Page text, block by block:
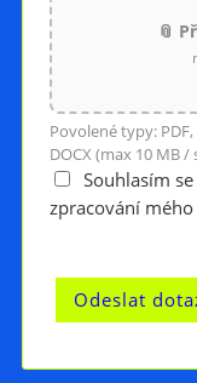
📎
Povolené typy: PDF,
DOCX (max 10 MB
Souhlasím
zpracování